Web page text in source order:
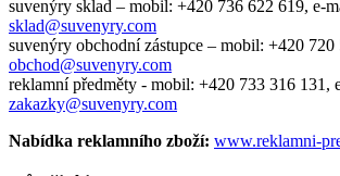
suvenýry sklad – mobil: +420 736 622 619, e-
sklad@suvenyry.com
suvenýry obchodní zástupce – mobil: +420 720
obchod@suvenyry.com
reklamní předměty - mobil: +420 733 316 131,
zakazky@suvenyry.com
Nabídka reklamního zboží: www.reklamni-